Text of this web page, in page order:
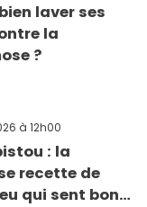
laver ses
la
?
à 12h00
: la
recette de
qui sent bon